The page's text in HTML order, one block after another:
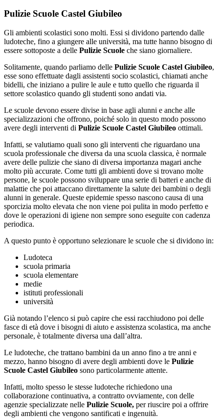
Pulizie Scuole Castel Giubileo
Gli ambienti scolastici sono molti. Essi si dividono partendo dalle
ludoteche, fino a giungere alle università, ma tutte hanno bisogno di
essere sottoposte a delle Pulizie Scuole che siano giornaliere.
Solitamente, quando parliamo delle Pulizie Scuole Castel Giubileo,
esse sono effettuate dagli assistenti socio scolastici, chiamati anche
bidelli, che iniziano a pulire le aule e tutto quello che riguarda il
settore scolastico quando gli studenti sono andati via.
Le scuole devono essere divise in base agli alunni e anche alle
specializzazioni che offrono, poiché solo in questo modo possono
avere degli interventi di Pulizie Scuole Castel Giubileo ottimali.
Infatti, se valutiamo quali sono gli interventi che riguardano una
scuola professionale che diversa da una scuola classica, è normale
avere delle pulizie che siano di diversa importanza magari anche
molto più accurate. Come tutti gli ambienti dove si trovano molte
persone, le scuole possono sviluppare una serie di batteri e anche di
malattie che poi attaccano direttamente la salute dei bambini o degli
alunni in generale. Queste epidemie spesso nascono causa di una
sporcizia molto elevata che non viene poi pulita in modo perfetto e
dove le operazioni di igiene non sempre sono eseguite con cadenza
periodica.
A questo punto è opportuno selezionare le scuole che si dividono in:
Ludoteca
scuola primaria
scuola elementare
medie
istituti professionali
università
Già notando l’elenco si può capire che essi racchiudono poi delle
fasce di età dove i bisogni di aiuto e assistenza scolastica, ma anche
personale, è totalmente diversa una dall’altra.
Le ludoteche, che trattano bambini da un anno fino a tre anni e
mezzo, hanno bisogno di avere degli ambienti dove le Pulizie
Scuole Castel Giubileo sono particolarmente attente.
Infatti, molto spesso le stesse ludoteche richiedono una
collaborazione continuativa, a contratto ovviamente, con delle
agenzie specializzate nelle Pulizie Scuole, per riuscire poi a offrire
degli ambienti che vengono santificati e ingenuità.